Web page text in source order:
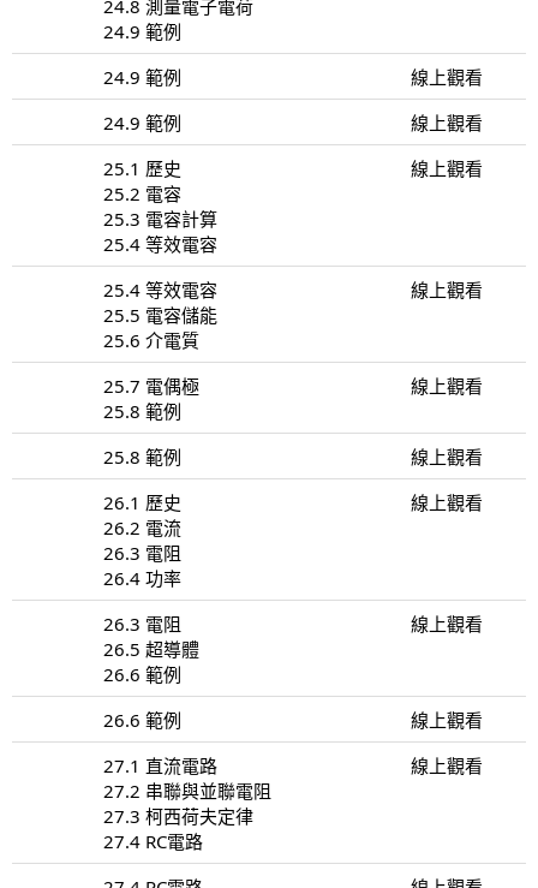
24.8 測量電子電荷
24.9 範例
24.9 範例
線上觀看
24.9 範例
線上觀看
25.1 歷史
25.2 電容
25.3 電容計算
25.4 等效電容
線上觀看
25.4 等效電容
25.5 電容儲能
25.6 介電質
線上觀看
25.7 電偶極
25.8 範例
線上觀看
25.8 範例
線上觀看
26.1 歷史
26.2 電流
26.3 電阻
26.4 功率
線上觀看
26.3 電阻
26.5 超導體
26.6 範例
線上觀看
26.6 範例
線上觀看
27.1 直流電路
27.2 串聯與並聯電阻
27.3 柯西荷夫定律
27.4 RC電路
線上觀看